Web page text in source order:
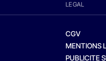
LEGAL
CGV
MENTIONS
PUBLICITE